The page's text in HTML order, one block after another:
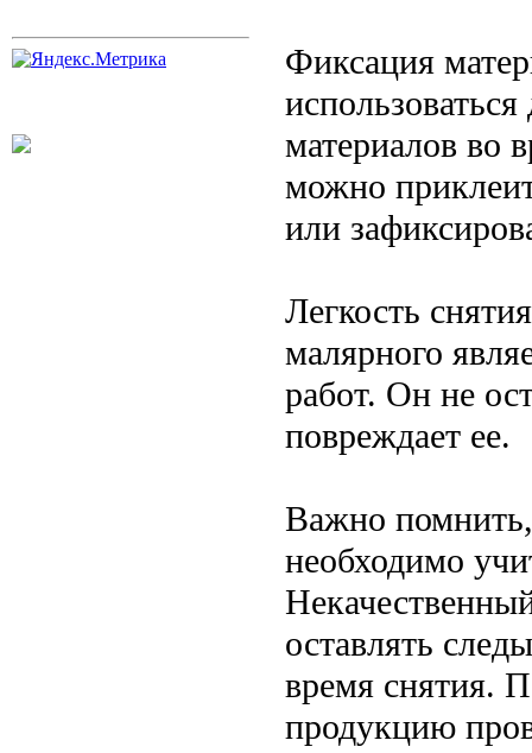
Фиксация
материалов во
можно
или
Легкость
малярного
работ. Он не
повреждает ее.
Важно
необходимо
оставлять
время снятия.
продукцию